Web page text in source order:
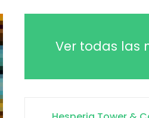
Ver todas las